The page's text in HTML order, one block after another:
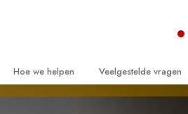
Hoe we helpen Veelgestelde vragen